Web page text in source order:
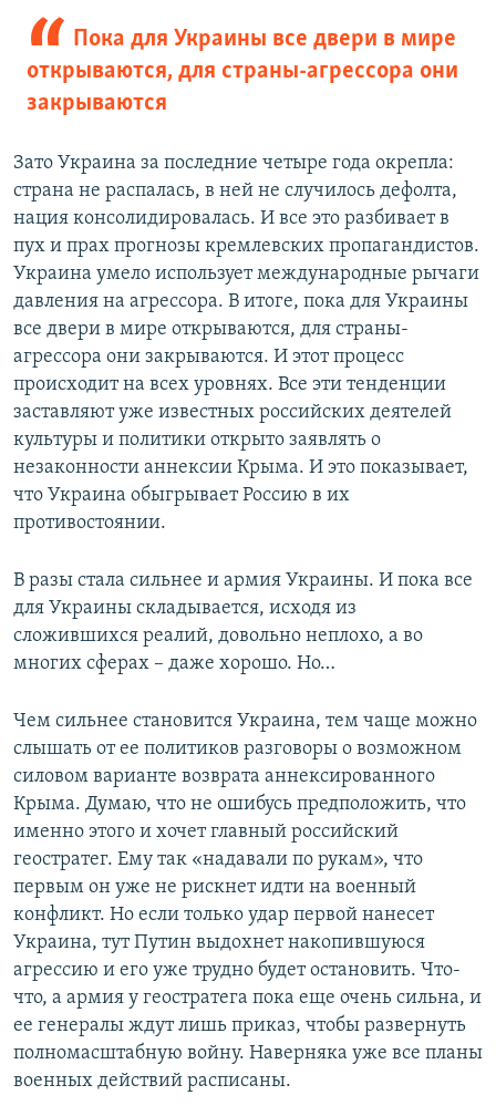
Пока для Украины все двери в мире
открываются, для страны-агрессора они
закрываются
Зато Украина за последние четыре года окрепла:
страна не распалась, в ней не случилось дефолта,
нация консолидировалась. И все это разбивает в
пух и прах прогнозы кремлевских пропагандистов.
Украина умело использует международные рычаги
давления на агрессора. В итоге, пока для Украины
все двери в мире открываются, для страны-
агрессора они закрываются. И этот процесс
происходит на всех уровнях. Все эти тенденции
заставляют уже известных российских деятелей
культуры и политики открыто заявлять о
незаконности аннексии Крыма. И это показывает,
что Украина обыгрывает Россию в их
противостоянии.
В разы стала сильнее и армия Украины. И пока все
для Украины складывается, исходя из
сложившихся реалий, довольно неплохо, а во
многих сферах – даже хорошо. Но…
Чем сильнее становится Украина, тем чаще можно
слышать от ее политиков разговоры о возможном
силовом варианте возврата аннексированного
Крыма. Думаю, что не ошибусь предположить, что
именно этого и хочет главный российский
геостратег. Ему так «надавали по рукам», что
первым он уже не рискнет идти на военный
конфликт. Но если только удар первой нанесет
Украина, тут Путин выдохнет накопившуюся
агрессию и его уже трудно будет остановить. Что-
что, а армия у геостратега пока еще очень сильна, и
ее генералы ждут лишь приказ, чтобы развернуть
полномасштабную войну. Наверняка уже все планы
военных действий расписаны.